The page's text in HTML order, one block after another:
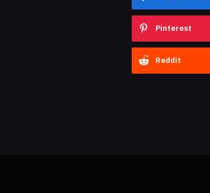
Pinterest
Reddit